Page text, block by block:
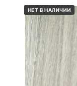
НЕТ В НАЛИЧИИ